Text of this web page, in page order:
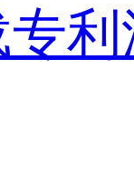
利